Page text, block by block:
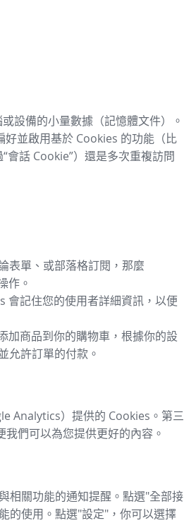
設備的小量數據（記憶體文件）。
並啟用基於 Cookies 的功能（比
會話 Cookie”）還是多次重複訪問
表單、或部落格訂閱，那麼
作。
會記住您的使用者詳細資訊，以便
加商品到你的購物車，根據你的設
允許訂單的付款。
Analytics）提供的 Cookies。第三
們可以為您提供更好的內容。
相關功能的通知提醒。點選"全部接
的使用。點選"設定"，你可以選擇